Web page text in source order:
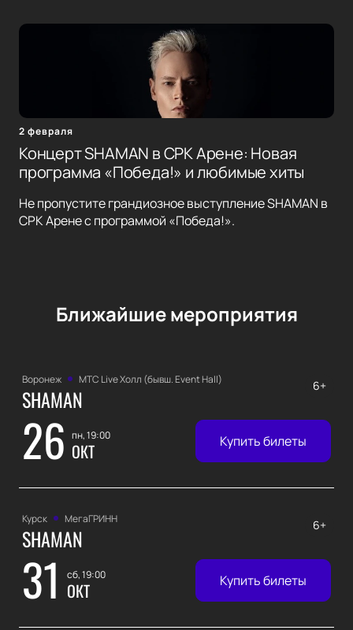
2 февраля
Концерт SHAMAN в СРК Арене: Новая
программа «Победа!» и любимые хиты
Не пропустите грандиозное выступление SHAMAN в
СРК Арене с программой «Победа!».
Ближайшие мероприятия
Воронеж МТС Live Холл (бывш. Event Hall)
SHAMAN
26 пн, 19:00
ОКТ
6+
Купить билеты
Курск МегаГРИНН
SHAMAN
31 сб, 19:00
ОКТ
6+
Купить билеты